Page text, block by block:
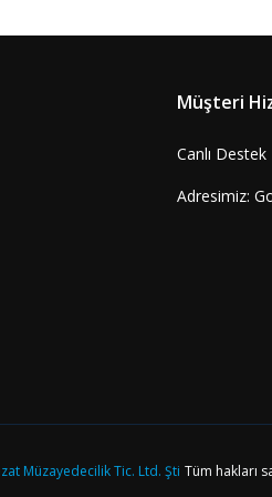
Müşteri
Canlı Destek
Adresimiz:
Müzayedecilik Tic. Ltd. Şti Tüm hakları